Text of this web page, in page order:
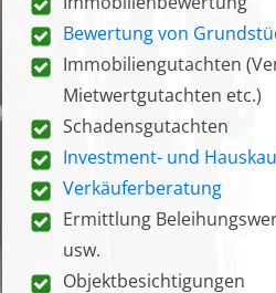
Bewertung von
Immobiliengutachten
Mietwertgutachten etc.)
Schadensgutachten
Investment- und
Verkäuferberatung
Ermittlung
usw.
Objektbesichtigungen